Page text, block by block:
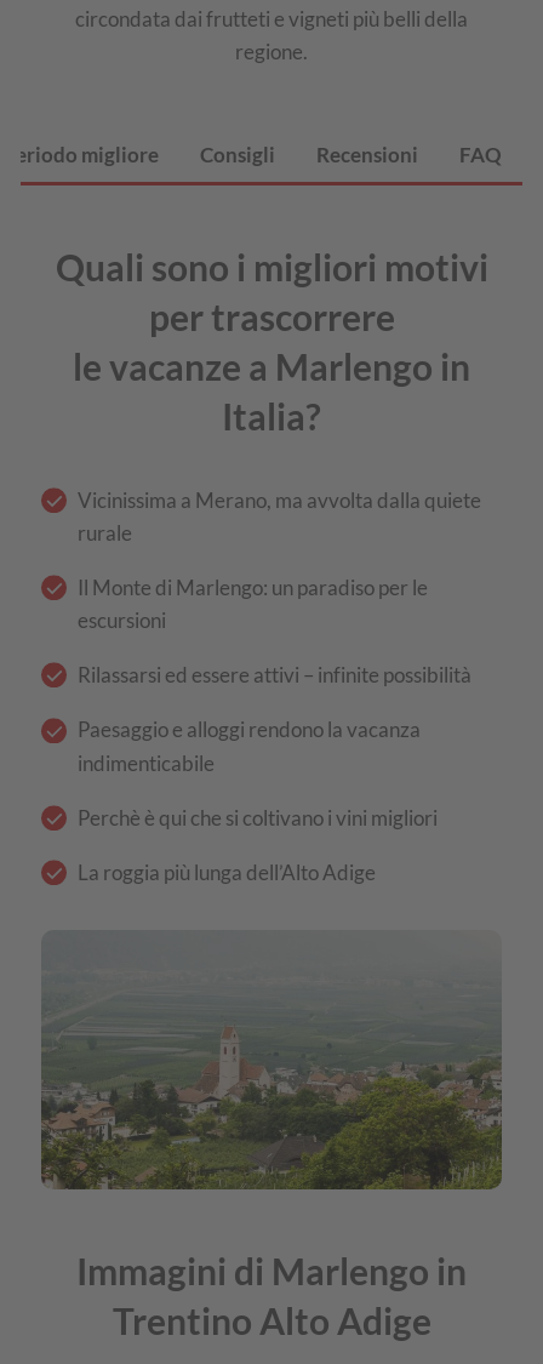
circondata dai frutteti e vigneti più belli della
regione.
Periodo migliore Consigli Recensioni FAQ
Quali sono i migliori motivi
per trascorrere
le vacanze a Marlengo in
Italia?
Vicinissima a Merano, ma avvolta dalla quiete
rurale
Il Monte di Marlengo: un paradiso per le
escursioni
Rilassarsi ed essere attivi – infinite possibilità
Paesaggio e alloggi rendono la vacanza
indimenticabile
Perchè è qui che si coltivano i vini migliori
La roggia più lunga dell’Alto Adige
Immagini di Marlengo in
Trentino Alto Adige